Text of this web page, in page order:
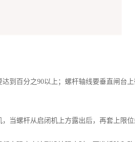
到百分之90以上；螺杆轴线要垂直闸台
当螺杆从启闭机上方露出后，再套上限位